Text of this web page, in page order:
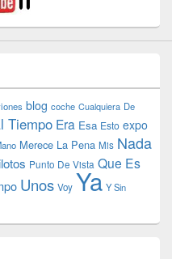
blog coche Cualquiera De
Tiempo Era Esa Esto expo
Merece La Pena Mis Nada
Punto De Vista Que Es
Unos Voy Ya Y Sin